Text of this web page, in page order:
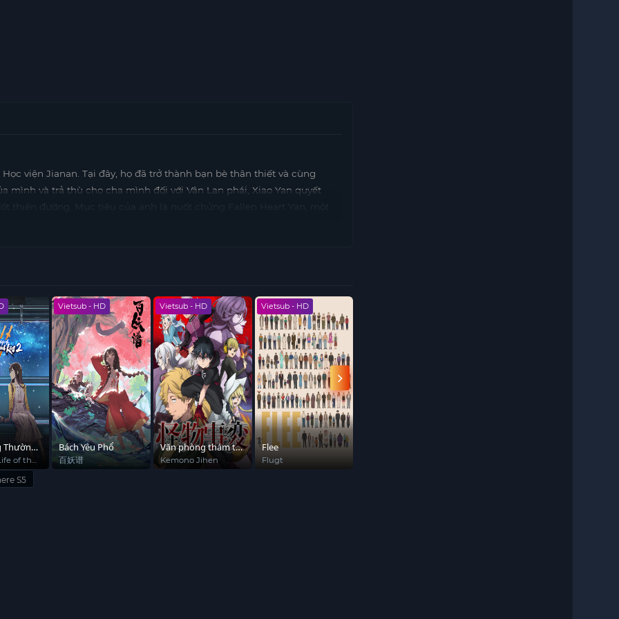
viện Jianan. Tại đây, họ đã trở thành bạn bè thân thiết và cùng
mình và trả thù cho cha mình đối với Vân Lan phái, Xiao Yan quyết
triển của bản thân.
chứng cho sức mạnh của tình bạn và lòng kiên trì trong việc theo
đến những bài học quý giá và những kẻ thù đáng gờm. Xiao Yan phải
quả nhất, đồng thời không quên việc xây dựng mối quan hệ với
đến những kẻ thù, mỗi nhân vật đều góp phần vào sự phát triển
cha mình? Hay anh sẽ phải đối mặt với những thử thách lớn hơn mà
trong Đấu Phá Thương Khung Ngoại Truyệnhttps://animevietsub1.net/
chính bản thân anh với những mong muốn và nỗi sợ hãi của mình.
trong hành trình này.
Thường
2
of the
S2
Vietsub - HD
Bách Yêu Phổ
百妖谱
Vietsub - HD
Văn phòng thám tử
quái vật
Kemono Jihen
Vietsub - HD
Flee
Flugt
S5